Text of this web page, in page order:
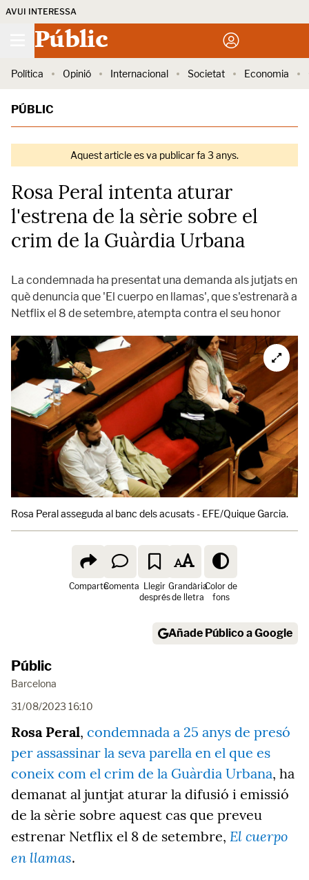
AVUI INTERESSA
Públic
Política Opinió Internacional Societat Economia
PÚBLIC
Aquest article es va publicar fa 3 anys.
Rosa Peral intenta aturar
l'estrena de la sèrie sobre el
crim de la Guàrdia Urbana
La condemnada ha presentat una demanda als jutjats en
què denuncia que 'El cuerpo en llamas', que s'estrenarà a
Netflix el 8 de setembre, atempta contra el seu honor
Rosa Peral asseguda al banc dels acusats - EFE/Quique Garcia.
ComparteComenta Llegir
després
Grandària
de lletra
Color de
fons
Añade Público a Google
Públic
Barcelona
31/08/2023 16:10
Rosa Peral, condemnada a 25 anys de presó
per assassinar la seva parella en el que es
coneix com el crim de la Guàrdia Urbana, ha
demanat al juntjat aturar la difusió i emissió
de la sèrie sobre aquest cas que preveu
estrenar Netflix el 8 de setembre, El cuerpo
en llamas.